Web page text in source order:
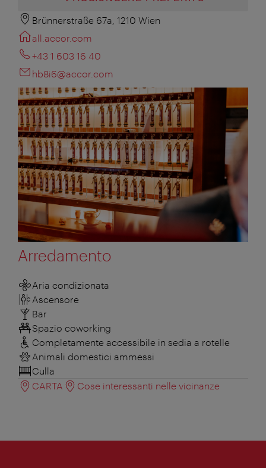
Brünnerstraße 67a, 1210 Wien
all.accor.com
+43 1 603 16 40
hb8i6@accor.com
Arredamento
Aria condizionata
Ascensore
Bar
Spazio coworking
Completamente accessibile in sedia a rotelle
Animali domestici ammessi
Culla
CARTA
Cose interessanti nelle vicinanze